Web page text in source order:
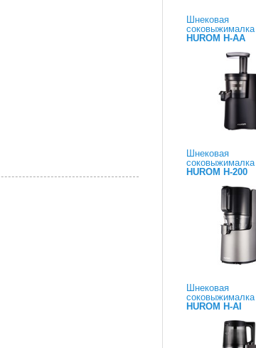
Шнековая
соковыжималка
HUROM H-AA
Шнековая
соковыжималка
HUROM H-200
Шнековая
соковыжималка
HUROM H-AI